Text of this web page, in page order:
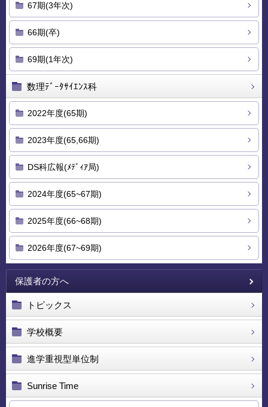
67期(3年次)
66期(卒)
69期(1年次)
数理ﾃﾞｰﾀｻｲｴﾝｽ科
2022年度(65期)
2023年度(65,66期)
DS科広報(ﾒﾃﾞｨｱ局)
2024年度(65~67期)
2025年度(66~68期)
2026年度(67~69期)
保護者の方へ
トピックス
学校概要
進学重視型単位制
Sunrise Time